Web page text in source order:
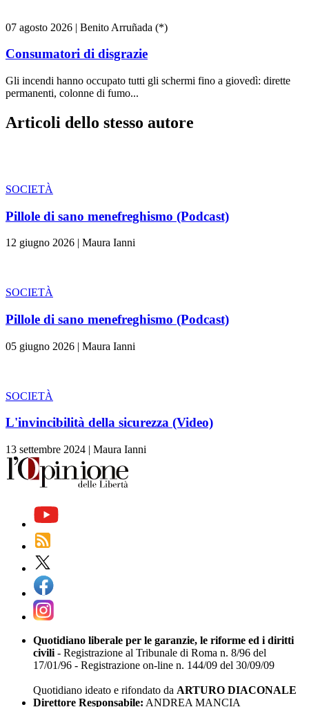
07 agosto 2026 | Benito Arruñada (*)
Consumatori di disgrazie
Gli incendi hanno occupato tutti gli schermi fino a giovedì: dirette
permanenti, colonne di fumo...
Articoli dello stesso autore
SOCIETÀ
Pillole di sano menefreghismo (Podcast)
12 giugno 2026 | Maura Ianni
SOCIETÀ
Pillole di sano menefreghismo (Podcast)
05 giugno 2026 | Maura Ianni
SOCIETÀ
L'invincibilità della sicurezza (Video)
13 settembre 2024 | Maura Ianni
Quotidiano liberale per le garanzie, le riforme ed i diritti
civili - Registrazione al Tribunale di Roma n. 8/96 del
17/01/96 - Registrazione on-line n. 144/09 del 30/09/09
Quotidiano ideato e rifondato da ARTURO DIACONALE
Direttore Responsabile: ANDREA MANCIA